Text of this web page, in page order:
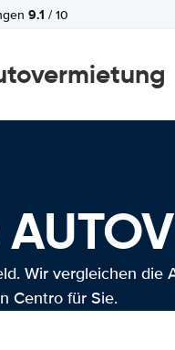
9.1 / 10
Wir vergleichen die
Centro für Sie.